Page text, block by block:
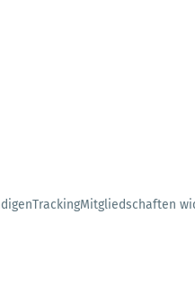
TrackingMitgliedschaften